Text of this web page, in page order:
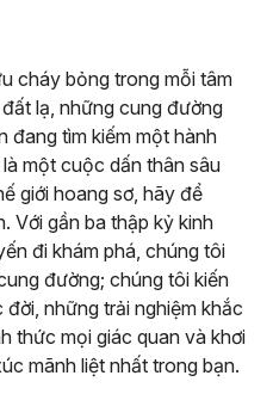
cháy bỏng trong mỗi tâm
lạ, những cung đường
đang tìm kiếm một hành
một cuộc dấn thân sâu
giới hoang sơ, hãy để
Với gần ba thập kỷ kinh
đi khám phá, chúng tôi
đường; chúng tôi kiến
những trải nghiệm khắc
thức mọi giác quan và khơi
mãnh liệt nhất trong bạn.